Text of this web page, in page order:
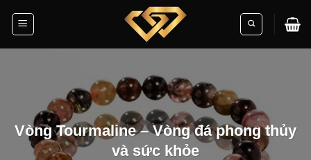
Vòng Tourmaline – Vòng đá phong thủy
và sức khỏe